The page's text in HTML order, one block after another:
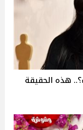
هذه الحقيقة